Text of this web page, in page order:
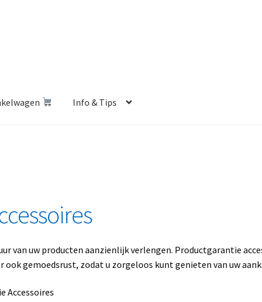
Info & Tips
Shop
van uw producten aanzienlijk verlengen. Productgarantie
gemoedsrust, zodat u zorgeloos kunt genieten van uw
Accessoires